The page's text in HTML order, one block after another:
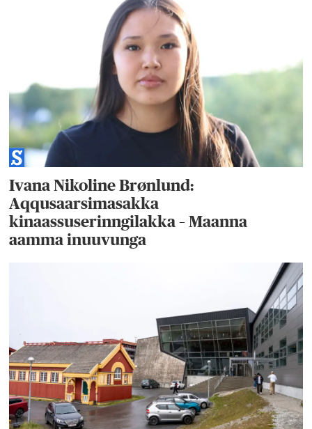
Ivana Nikoline Brønlund:
Aqqusaarsimasakka
kinaassuserinngilakka – Maanna
aamma inuuvunga